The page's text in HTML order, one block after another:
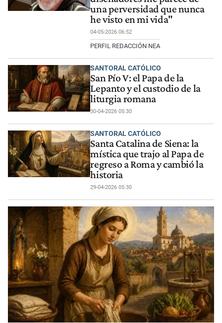
una perversidad que nunca
he visto en mi vida"
04-05-2026 06:52
PERFIL REDACCIÓN NEA
SANTORAL CATÓLICO
San Pío V: el Papa de la
Lepanto y el custodio de la
liturgia romana
30-04-2026 05:30
SANTORAL CATÓLICO
Santa Catalina de Siena: la
mística que trajo al Papa de
regreso a Roma y cambió la
historia
29-04-2026 05:30